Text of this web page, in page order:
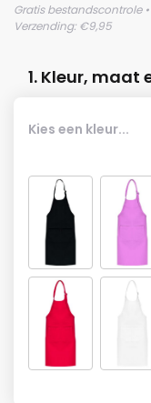
Gratis bestandscontrole
Verzending: €9,95
1. Kleur, maat
Kies een kleur...